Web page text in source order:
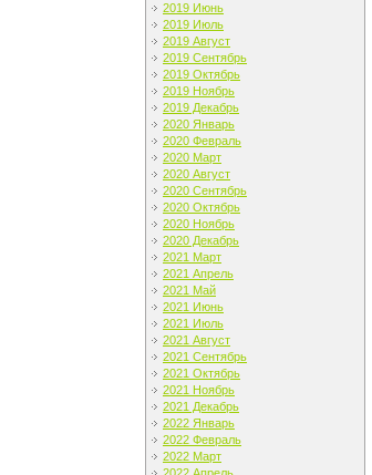
2019 Июнь
2019 Июль
2019 Август
2019 Сентябрь
2019 Октябрь
2019 Ноябрь
2019 Декабрь
2020 Январь
2020 Февраль
2020 Март
2020 Август
2020 Сентябрь
2020 Октябрь
2020 Ноябрь
2020 Декабрь
2021 Март
2021 Апрель
2021 Май
2021 Июнь
2021 Июль
2021 Август
2021 Сентябрь
2021 Октябрь
2021 Ноябрь
2021 Декабрь
2022 Январь
2022 Февраль
2022 Март